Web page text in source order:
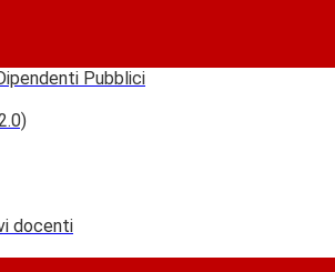
Pubblici
docenti